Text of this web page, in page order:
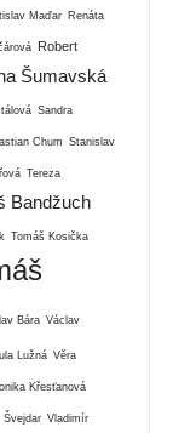
Maďar Renáta
Robert
Šumavská
Sandra
Chum Stanislav
Tereza
Bandžuch
Tomáš Kosička
Bára Václav
Lužná Věra
Křesťanová
Vladimír